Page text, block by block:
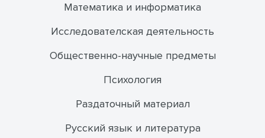
Математика и информатика
Исследователская деятельность
Общественно-научные предметы
Психология
Раздаточный материал
Русский язык и литература